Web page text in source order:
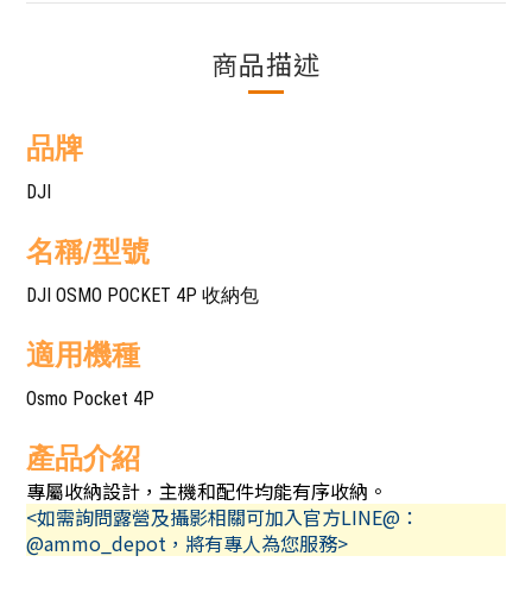
商品描述
品牌
DJI
名稱/型號
DJI OSMO POCKET 4P 收納包
適用機種
Osmo Pocket 4P
產品介紹
專屬收納設計，主機和配件均能有序收納。
<如需詢問露營及攝影相關可加入官方LINE@：
@ammo_depot，將有專人為您服務>